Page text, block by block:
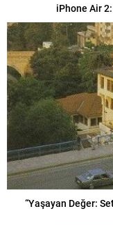
iPhone Air
“Yaşayan Değer: